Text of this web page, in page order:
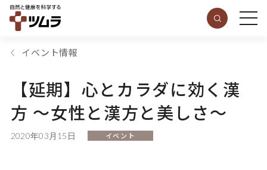
イベント情報
【延期】心とカラダに効く漢
方 ～女性と漢方と美しさ～
2020年03月15日 イベント